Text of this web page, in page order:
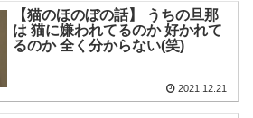
【猫のほのぼの話】 うちの旦那
は 猫に嫌われてるのか 好かれて
るのか 全く分からない(笑)
2021.12.21